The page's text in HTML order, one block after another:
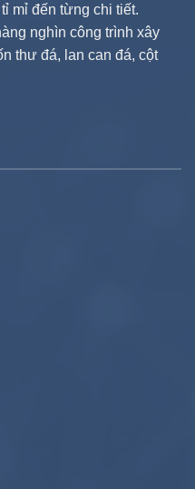
mỉ đến từng chi tiết.
nghìn công trình xây
thư đá, lan can đá, cột